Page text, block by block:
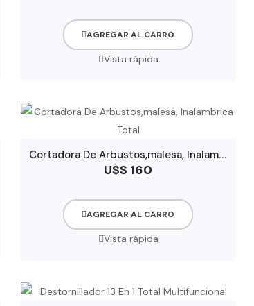
AGREGAR AL CARRO
Vista rápida
C
ortadora De Arbustos,malesa, Inalambrica Total
U$S 160
AGREGAR AL CARRO
Vista rápida